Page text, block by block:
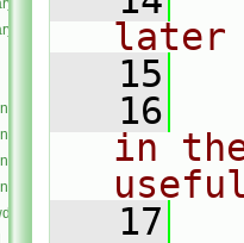
later
   15
   16
in
   17